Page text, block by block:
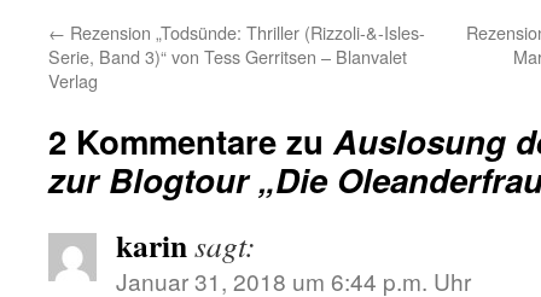
← Rezension „Todsünde: Thriller (Rizzoli-&-Isles-
Serie, Band 3)“ von Tess Gerritsen – Blanvalet
Verlag
2 Kommentare zuAuslosung
zur Blogtour „Die
karinsagt:
Januar 31, 2018 um 6:44 p.m. Uhr